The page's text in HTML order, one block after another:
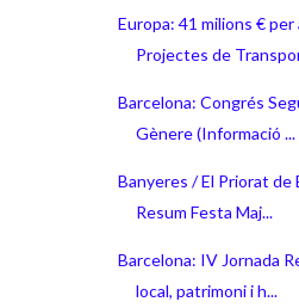
Europa: 41 milions € per
Projectes de
Barcelona: Congrés
Gènere (Informació ...
Banyeres / El Priorat de
Resum Festa Maj...
Barcelona: IV Jornada
local, patrimoni i h...